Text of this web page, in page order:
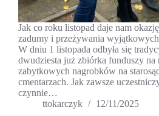
Jak co roku listopad daje nam
zadumy i przeżywania
W dniu 1 listopada odbyła się
dwudziesta już zbiórka funduszy na
zabytkowych nagrobków na
cmentarzach. Jak zawsze
czynnie…
ttokarczyk
12/11/2025